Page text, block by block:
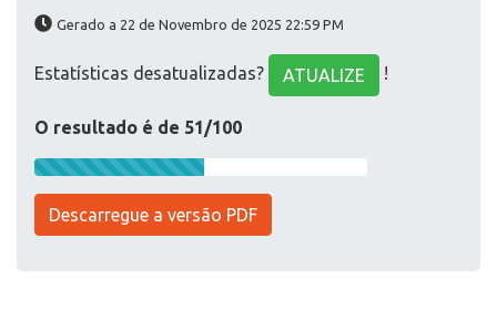
Gerado a 22 de Novembro de 2025 22:59 PM
Estatísticas desatualizadas? ATUALIZE !
O resultado é de 51/100
Descarregue a versão PDF